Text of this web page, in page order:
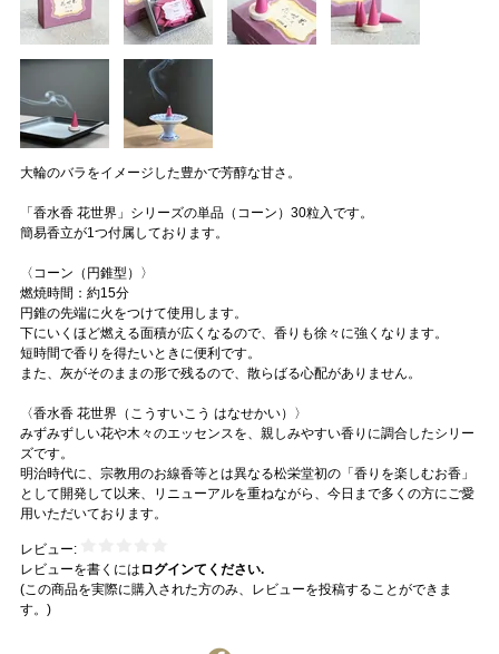
大輪のバラをイメージした豊かで芳醇な甘さ。
「香水香 花世界」シリーズの単品（コーン）30粒入です。
簡易香立が1つ付属しております。
〈コーン（円錐型）〉
燃焼時間：約15分
円錐の先端に火をつけて使用します。
下にいくほど燃える面積が広くなるので、香りも徐々に強くなります。
短時間で香りを得たいときに便利です。
また、灰がそのままの形で残るので、散らばる心配がありません。
〈香水香 花世界（こうすいこう はなせかい）〉
みずみずしい花や木々のエッセンスを、親しみやすい香りに調合したシリー
ズです。
明治時代に、宗教用のお線香等とは異なる松栄堂初の「香りを楽しむお香」
として開発して以来、リニューアルを重ねながら、今日まで多くの方にご愛
用いただいております。
レビュー:
レビューを書くには ログインてください.
(この商品を実際に購入された方のみ、レビューを投稿することができま
す。)